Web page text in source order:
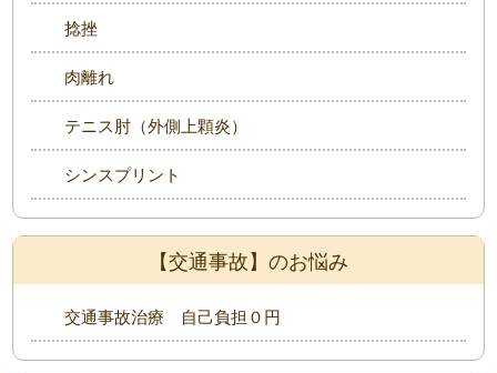
捻挫
肉離れ
テニス肘（外側上顆炎）
シンスプリント
【交通事故】のお悩み
交通事故治療 自己負担０円